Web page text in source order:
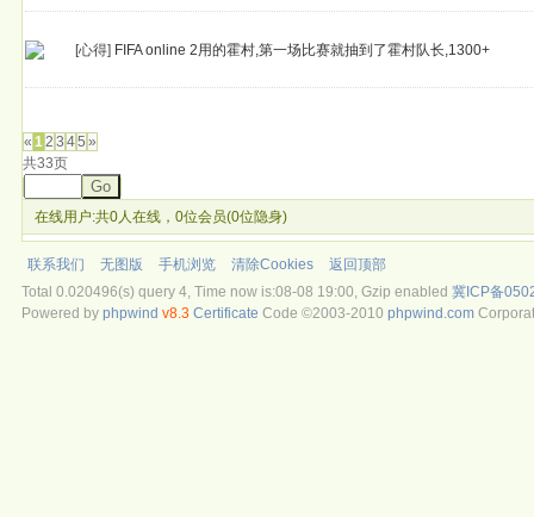
[心得] FIFA online 2用的霍村,第一场比赛就抽到了霍村队长,1300+
« 12 3 45 »
共33页
Go
在线用户:共0人在线，0位会员(0位隐身)
联系我们 无图版 手机浏览 清除Cookies
返回顶部
Total 0.020496(s) query 4, Time now is:08-08 19:00, Gzip enabled 冀ICP备
Powered by phpwind v8.3 Certificate Code ©2003-2010 phpwind.com